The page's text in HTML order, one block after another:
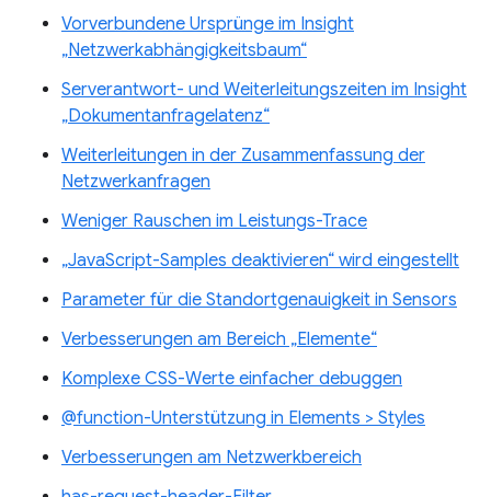
Vorverbundene Ursprünge im Insight
„Netzwerkabhängigkeitsbaum“
Serverantwort- und Weiterleitungszeiten im Insight
„Dokumentanfragelatenz“
Weiterleitungen in der Zusammenfassung der
Netzwerkanfragen
Weniger Rauschen im Leistungs-Trace
„JavaScript-Samples deaktivieren“ wird eingestellt
Parameter für die Standortgenauigkeit in Sensors
Verbesserungen am Bereich „Elemente“
Komplexe CSS-Werte einfacher debuggen
@function-Unterstützung in Elements > Styles
Verbesserungen am Netzwerkbereich